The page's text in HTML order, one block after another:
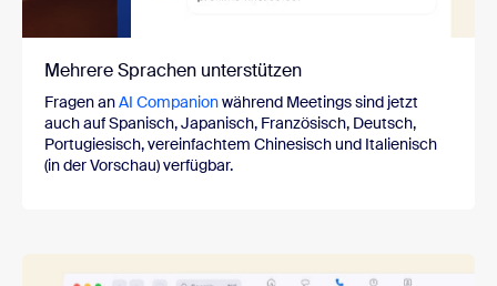
Mehrere Sprachen unterstützen
Fragen anAI Companionwährend Meetings sind jetzt
auch auf Spanisch, Japanisch, Französisch, Deutsch,
Portugiesisch, vereinfachtem Chinesisch und Italienisch
(in der Vorschau) verfügbar.